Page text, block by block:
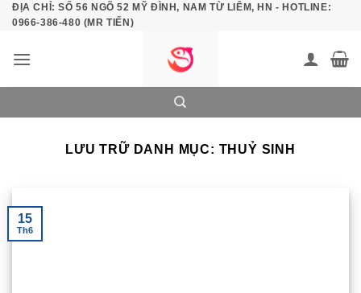
Bỏ
qua
dung
ĐỊA CHỈ: SỐ 56 NGÕ 52 MỸ ĐÌNH, NAM TỪ LIÊM, HN - HOTLINE:
0966-386-480 (MR TIẾN)
LƯU TRỮ DANH MỤC: THUỶ SINH
15
Th6